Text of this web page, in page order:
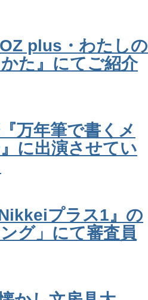
plus・わたしの
た』にてご紹介
万年筆で書くメ
に出演させてい
プラス1』の
グ」にて審査員